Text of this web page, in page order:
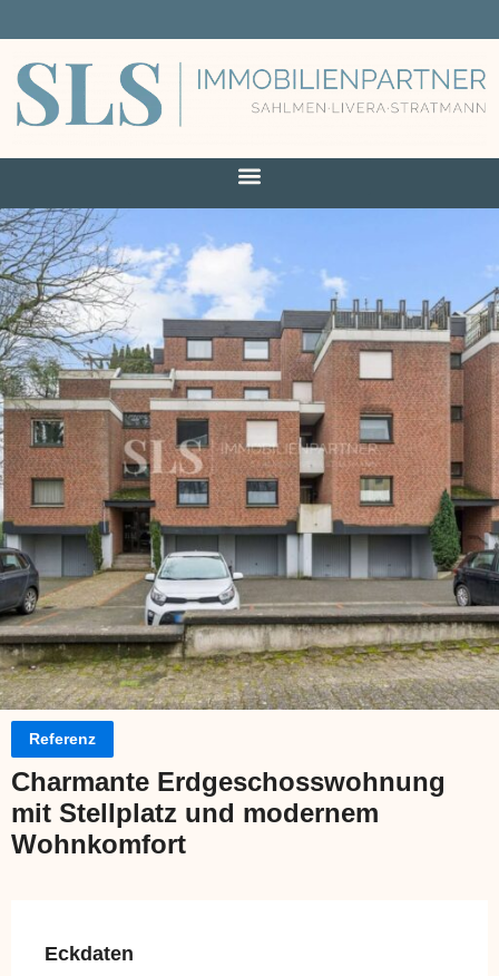
Referenz
Charmante Erdgeschosswohnung
mit Stellplatz und modernem
Wohnkomfort
Eckdaten